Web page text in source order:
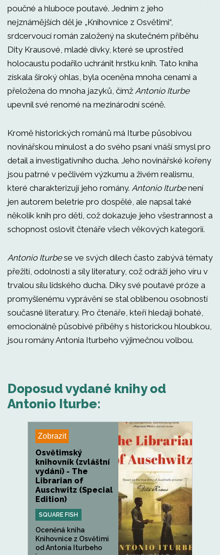
poučné a hluboce poutavé. Jedním z jeho
nejznámějších děl je „Knihovnice z Osvětimi“,
srdcervoucí román založený na skutečném příběhu
Dity Krausové, mladé dívky, které se uprostřed
holocaustu podařilo uchránit hrstku knih. Tato kniha
získala široký ohlas, byla oceněna mnoha cenami a
přeložena do mnoha jazyků, čímž Antonio Iturbe
upevnil své renomé na mezinárodní scéně.
Kromě historických románů má Iturbe působivou
novinářskou minulost a do svého psaní vnáší smysl pro
detail a investigativního ducha. Jeho novinářské kořeny
jsou patrné v pečlivém výzkumu a živém realismu,
které charakterizují jeho romány. Antonio Iturbenení
jen autorem beletrie pro dospělé, ale napsal také
několik knih pro děti, což dokazuje jeho všestrannost a
schopnost oslovit čtenáře všech věkových kategorií.
Antonio Iturbese ve svých dílech často zabývá tématy
přežití, odolnosti a síly literatury, což odráží jeho víru v
trvalou sílu lidského ducha. Díky své poutavé próze a
promyšlenému vyprávění se stal oblíbenou osobností
současné literatury. Pro čtenáře, kteří hledají bohaté,
emocionálně působivé příběhy s historickou hloubkou,
jsou romány Antonia Iturbeho výjimečnou volbou.
Doposud vydané knihy od
Antonio Iturbe:
Zobrazit
Osvětimský
knihovník (zvláštní
vydání) - The
Librarian of
Auschwitz (Special
Edition)
SQUARE FISH
Oceněná kniha
Knihovnice z Osvětimi
od Antonia Iturbeho